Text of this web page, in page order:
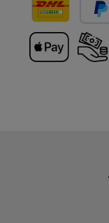
PayPal
Versand